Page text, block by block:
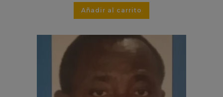
Añadir al carrito